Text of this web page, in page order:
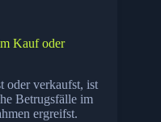
Kauf oder
oder verkaufst, ist
Betrugsfälle im
ergreifst.